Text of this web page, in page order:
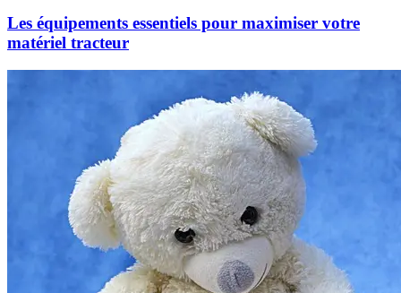
Les équipements essentiels pour maximiser votre
matériel tracteur